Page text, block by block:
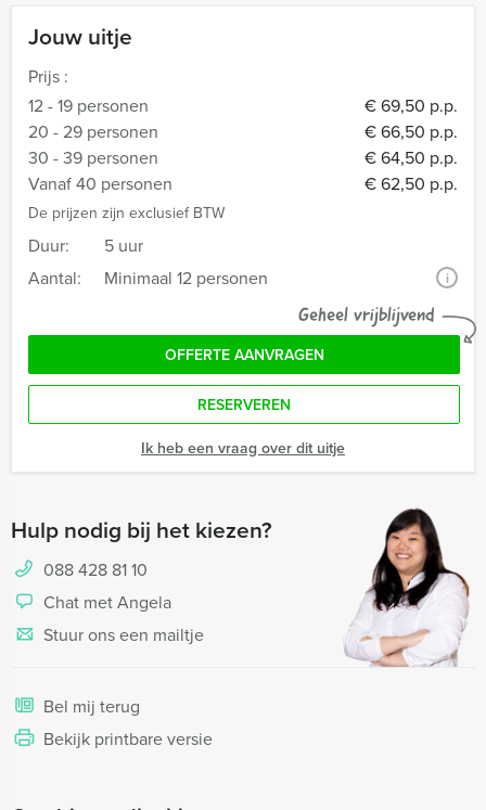
Jouw uitje
Prijs :
12 - 19 personen
€ 69,50 p.p.
20 - 29 personen
€ 66,50 p.p.
30 - 39 personen
€ 64,50 p.p.
Vanaf 40 personen
€ 62,50 p.p.
De prijzen zijn exclusief BTW
Duur:
5 uur
Aantal:
Minimaal 12 personen i
Geheel vrijblijvend
OFFERTE AANVRAGEN
RESERVEREN
Ik heb een vraag over dit uitje
Hulp nodig bij het kiezen?
088 428 81 10
Chat met Angela
Stuur ons een mailtje
Bel mij terug
Bekijk printbare versie